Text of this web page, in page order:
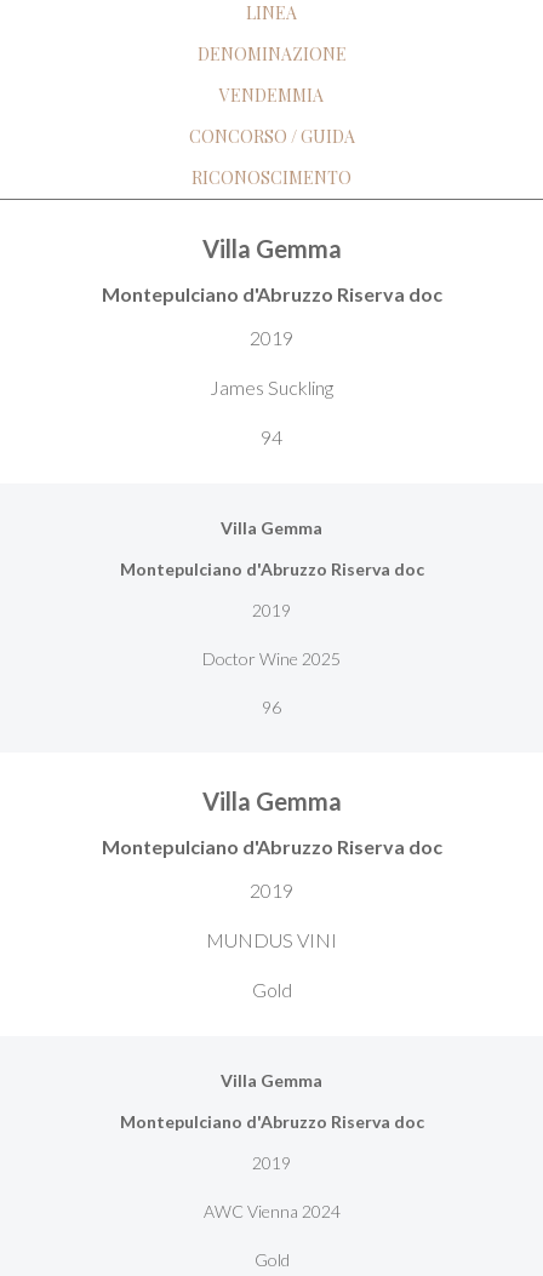
LINEA
DENOMINAZIONE
VENDEMMIA
CONCORSO / GUIDA
RICONOSCIMENTO
Villa Gemma
Montepulciano d'Abruzzo Riserva doc
2019
James Suckling
94
Villa Gemma
Montepulciano d'Abruzzo Riserva doc
2019
Doctor Wine 2025
96
Villa Gemma
Montepulciano d'Abruzzo Riserva doc
2019
MUNDUS VINI
Gold
Villa Gemma
Montepulciano d'Abruzzo Riserva doc
2019
AWC Vienna 2024
Gold